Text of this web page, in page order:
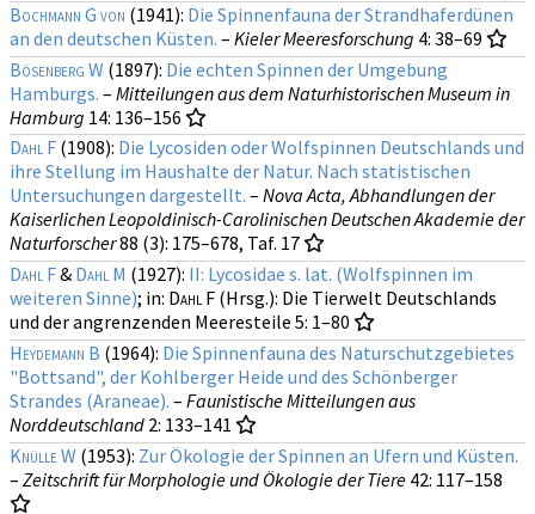
Bochmann G von (1941): Die Spinnenfauna der Strandhaferdünen
an den deutschen Küsten. – Kieler Meeresforschung 4: 38–69
Bösenberg W (1897): Die echten Spinnen der Umgebung
Hamburgs. – Mitteilungen aus dem Naturhistorischen Museum in
Hamburg 14: 136–156
Dahl F (1908): Die Lycosiden oder Wolfspinnen Deutschlands und
ihre Stellung im Haushalte der Natur. Nach statistischen
Untersuchungen dargestellt. – Nova Acta, Abhandlungen der
Kaiserlichen Leopoldinisch-Carolinischen Deutschen Akademie der
Naturforscher88 (3): 175–678, Taf. 17
Dahl F& Dahl M (1927): II: Lycosidae s. lat. (Wolfspinnen im
weiteren Sinne); in: Dahl F (Hrsg.): Die Tierwelt Deutschlands
und der angrenzenden Meeresteile 5: 1–80
Heydemann B (1964): Die Spinnenfauna des Naturschutzgebietes
"Bottsand", der Kohlberger Heide und des Schönberger
Strandes (Araneae). – Faunistische Mitteilungen aus
Norddeutschland 2: 133–141
Knülle W (1953): Zur Ökologie der Spinnen an Ufern und Küsten.
– Zeitschrift für Morphologie und Ökologie der Tiere 42: 117–158